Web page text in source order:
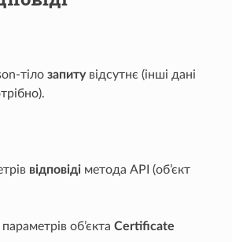
тіло запитувідсутнє (інші дані
відповідіметода API (об’єкт
об’єкта Certificate